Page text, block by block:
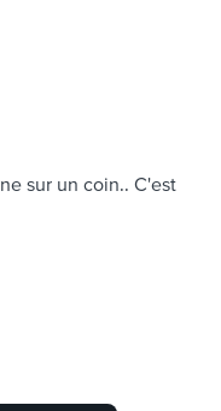
sur un coin.. C'est